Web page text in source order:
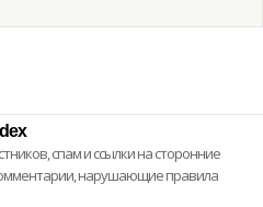
спам и ссылки на сторонние
нарушающие правила